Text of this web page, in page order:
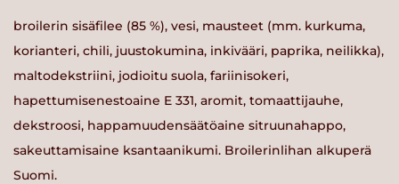
broilerin sisäfilee (85 %), vesi, mausteet (mm. kurkuma,
korianteri, chili, juustokumina, inkivääri, paprika, neilikka),
maltodekstriini, jodioitu suola, fariinisokeri,
hapettumisenestoaine E 331, aromit, tomaattijauhe,
dekstroosi, happamuudensäätöaine sitruunahappo,
sakeuttamisaine ksantaanikumi. Broilerinlihan alkuperä
Suomi.